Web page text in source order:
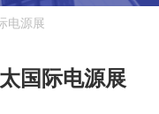
电源展
国际电源展